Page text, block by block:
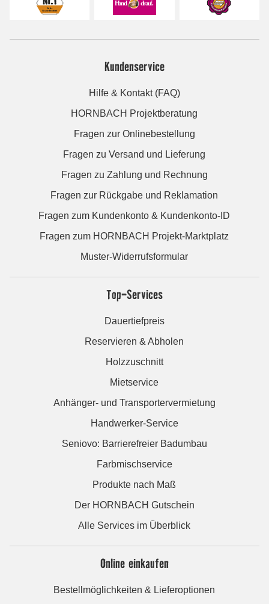
Kundenservice
Hilfe & Kontakt (FAQ)
HORNBACH Projektberatung
Fragen zur Onlinebestellung
Fragen zu Versand und Lieferung
Fragen zu Zahlung und Rechnung
Fragen zur Rückgabe und Reklamation
Fragen zum Kundenkonto & Kundenkonto-ID
Fragen zum HORNBACH Projekt-Marktplatz
Muster-Widerrufsformular
Top-Services
Dauertiefpreis
Reservieren & Abholen
Holzzuschnitt
Mietservice
Anhänger- und Transportervermietung
Handwerker-Service
Seniovo: Barrierefreier Badumbau
Farbmischservice
Produkte nach Maß
Der HORNBACH Gutschein
Alle Services im Überblick
Online einkaufen
Bestellmöglichkeiten & Lieferoptionen